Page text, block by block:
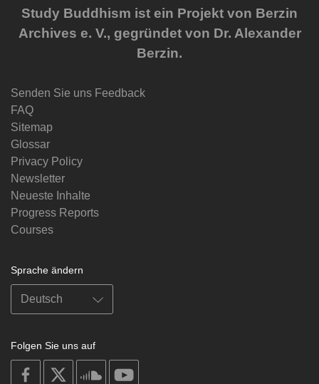
Study Buddhism ist ein Projekt von Berzin
Archives e. V., gegründet von Dr. Alexander
Berzin.
Senden Sie uns Feedback
FAQ
Sitemap
Glossar
Privacy Policy
Newsletter
Neueste Inhalte
Progress Reports
Courses
Sprache ändern
Folgen Sie uns auf
on
facebook
soundcloud